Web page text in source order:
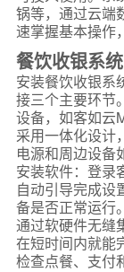
锅等，通过云端
速掌握基本操作
餐饮收银系
安装餐饮收银系
接三个主要环节
设备，如客如云
采用一体化设计
电源和周边设备
安装软件：登录
自动引导完成设
备是否正常运行
通过软硬件无缝
在短时间内就能
检查点餐、支付